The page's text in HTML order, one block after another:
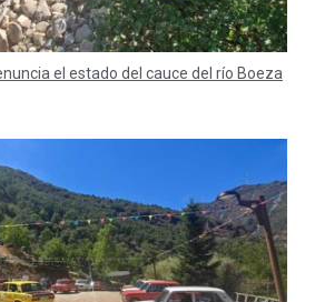
el estado del cauce del río Boeza